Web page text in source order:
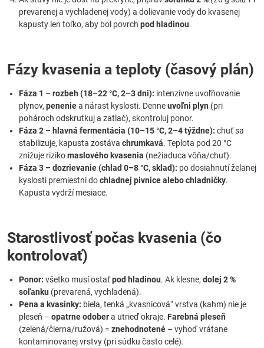
prevarenej a vychladenej vody) a dolievanie vody do kvasenej
kapusty len toľko, aby bol povrch pod hladinou.
Fázy kvasenia a teploty (časový plán)
Fáza 1 – rozbeh (18–22 °C, 2–3 dni): intenzívne uvoľňovanie
plynov, peneniea nárast kyslosti. Denneuvoľni plyn (pri
pohároch odskrutkuj a zatlač), skontroluj ponor.
Fáza 2 – hlavná fermentácia (10–15 °C, 2–4 týždne): chuť sa
stabilizuje, kapusta zostáva chrumkavá. Teplota pod 20 °C
znižuje rizikomaslového kvasenia (nežiaduca vôňa/chuť).
Fáza 3 – dozrievanie (chlad 0–8 °C, sklad): po dosiahnutí želanej
kyslosti premiestni dochladnej pivnice alebo chladničky.
Kapusta vydrží mesiace.
Starostlivosť počas kvasenia (čo
kontrolovať)
Ponor: všetko musí ostaťpod hladinou. Ak klesne, dolej 2 %
soľanku (prevarená, vychladená).
Pena a kvasinky: biela, tenká „kvasnicová“ vrstva (kahm) nie je
pleseň – opatrne odobera utrieď okraje. Farebná pleseň
(zelená/čierna/ružová) = znehodnotené – vyhoď vrátane
kontaminovanej vrstvy (pri súdku často celé).